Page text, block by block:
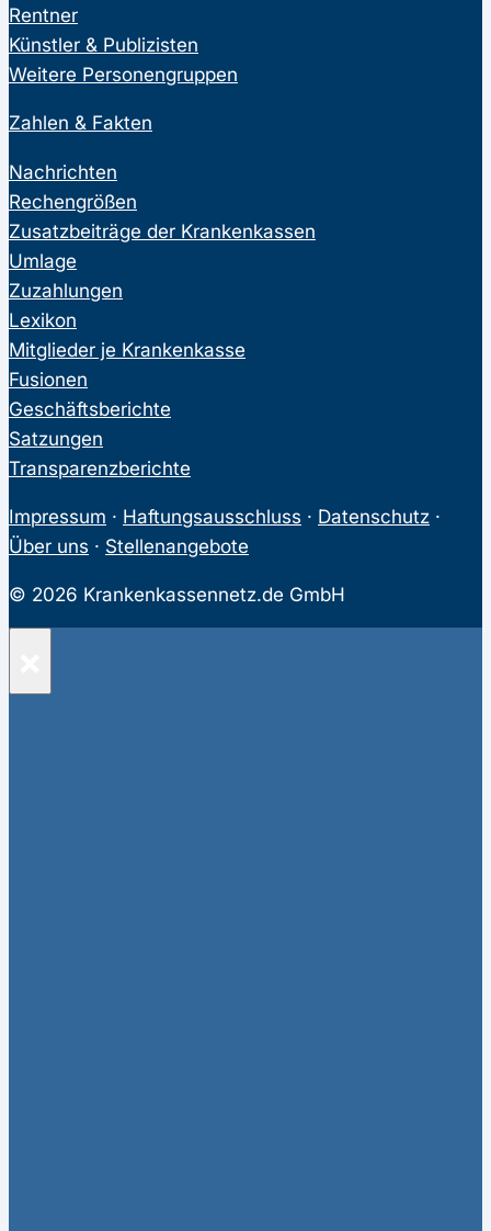
Rentner
Künstler & Publizisten
Weitere Personengruppen
Zahlen & Fakten
Nachrichten
Rechengrößen
Zusatzbeiträge der Krankenkassen
Umlage
Zuzahlungen
Lexikon
Mitglieder je Krankenkasse
Fusionen
Geschäftsberichte
Satzungen
Transparenzberichte
Impressum · Haftungsausschluss · Datenschutz ·
Über uns · Stellenangebote
© 2026 Krankenkassennetz.de GmbH